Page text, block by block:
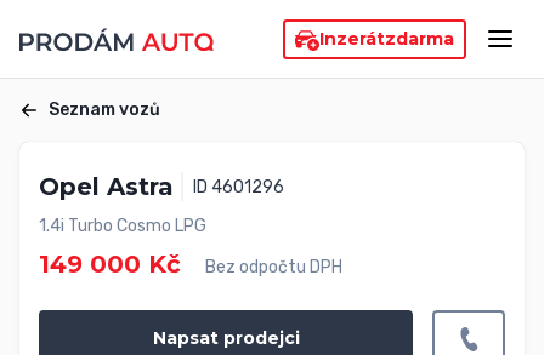
Inzerátzdarma
Seznam vozů
Opel Astra
ID 4601296
1.4i Turbo Cosmo LPG
149 000 Kč Bez odpočtu DPH
Napsat prodejci